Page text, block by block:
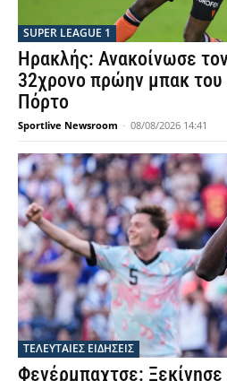
SUPER LEAGUE 1
Ηρακλής: Ανακοίνωσε
32χρονο πρώην μπακ
Πόρτο
Sportlive Newsroom - 08/08/2026 14:41
ΤΕΛΕΥΤΑΙΕΣ ΕΙΔΗΣΕΙΣ
Φενέρμπαχτσε: Ξεκίνησε